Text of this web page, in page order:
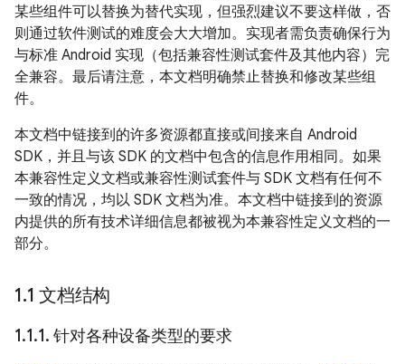
某些组件可以替换为替代实现，但强烈建议不要这样做，否
则通过软件测试的难度会大大增加。实现者需负责确保行为
与标准 Android 实现（包括兼容性测试套件及其他内容）完
全兼容。最后请注意，本文档明确禁止替换和修改某些组
件。
本文档中链接到的许多资源都直接或间接来自 Android
SDK，并且与该 SDK 的文档中包含的信息作用相同。如果
本兼容性定义文档或兼容性测试套件与 SDK 文档有任何不
一致的情况，均以 SDK 文档为准。本文档中链接到的资源
内提供的所有技术详细信息都被视为本兼容性定义文档的一
部分。
1.1 文档结构
1.1.1. 针对各种设备类型的要求